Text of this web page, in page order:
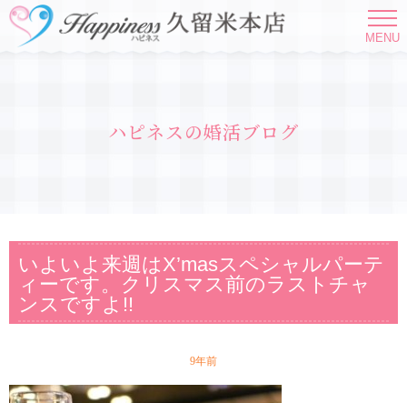
MENU
ハピネスの婚活ブログ
いよいよ来週はX’masスペシャルパーテ
ィーです。クリスマス前のラストチャ
ンスですよ!!
9年前